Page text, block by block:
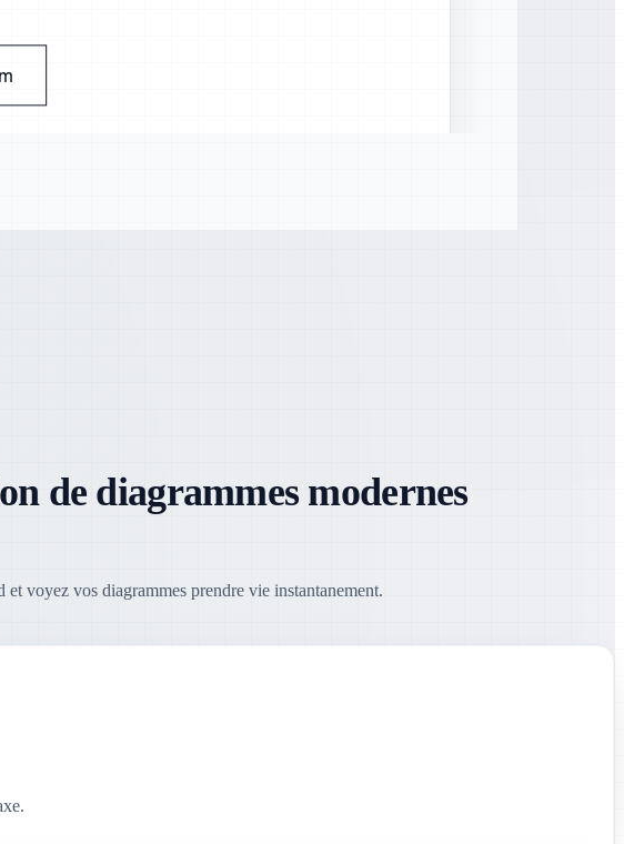
de diagrammes modernes
voyez vos diagrammes prendre vie instantanement.